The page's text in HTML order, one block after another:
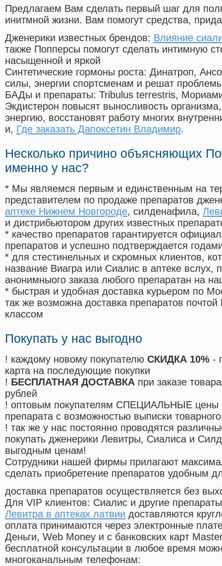
Предлагаем Вам сделать первый шаг для
инитмной жизни. Вам помогут средства,
Дженерики известных брендов: Влияние
также Попперсы помогут сделать интимную
насыщенной и яркой
Синтетические гормоны роста: Динатроп,
силы, энергии спортсменам и решат
БАДы и препараты: Tribulus terrestris,
Экдистерон повысят выносливость
энергию, восстановят работу многих
и, Где заказать Дапоксетин Владимир.
Несколько причино объясняющих
именно у нас?
* Мы являемся первым и единственным на
представителем по продаже препаратов
аптеке Нижнем Новгороде, силденафила,
и дистрибьютором других известных
* качество препаратов гарантируется
препаратов и успешно подтверждается
* для стестинельных и скромных клиентов,
название Виагра или Сиалис в аптеке вслух,
анонимныого заказа любого препаратан на
* быстрая и удобная доставка курьером по
так же возможна доставка препаратов
классом
Покупать у нас выгодно
! каждому новому покупателю СКИДКА 10% -
карта на последующие покупки
! БЕСПЛАТНАЯ ДОСТАВКА при заказе
рублей
! оптовым покупателям СПЕЦИАЛЬНЫЕ цены
препарата с возможностью выписки
! так же у нас постоянно проводятся
покупать дженерики Левитры, Сиалиса и
выгодным ценам!
Cотрудники нашей фирмы прилагают
сделать приобретение препаратов удобным
доставка препаратов осуществляется без
Для VIP клиентов: Сиалис и другие
Левитра в аптеках латвии доставляются
оплата принимаются через электронные
Деньги, Web Money и с банковских карт
бесплатной консультации в любое время
многоканальным телефонам: